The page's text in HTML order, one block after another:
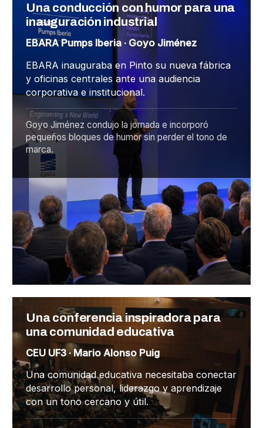
Una conducción con humor para una
inauguración industrial
EBARA Pumps Iberia · Goyo Jiménez
EBARA inauguraba en Pinto su nueva fábrica
y oficinas centrales ante una audiencia
corporativa e institucional.
Goyo Jiménez condujo la jornada e incorporó
pequeños bloques de humor sin perder el tono de
marca.
Una conferencia inspiradora para
una comunidad educativa
CEU UF3 · Mario Alonso Puig
Una comunidad educativa necesitaba conectar
desarrollo personal, liderazgo y aprendizaje
con un tono cercano y útil.